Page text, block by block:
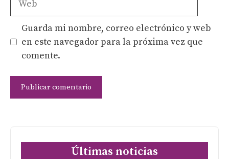
Guarda mi nombre, correo electrónico y web
en este navegador para la próxima vez que
comente.
Últimas noticias